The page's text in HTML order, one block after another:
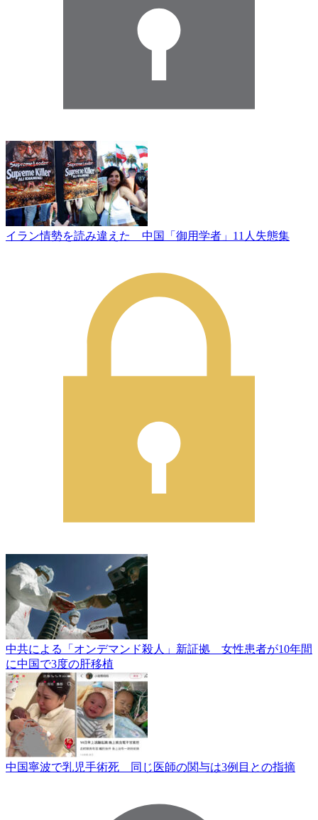
イラン情勢を読み違えた 中国「御用学者」11人失態集
中共による「オンデマンド殺人」新証拠 女性患者が10年間
に中国で3度の肝移植
中国寧波で乳児手術死 同じ医師の関与は3例目との指摘